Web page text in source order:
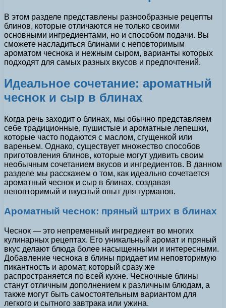
В этом разделе представлены разнообразные рецепты
блинов, которые отличаются не только своими
основными ингредиентами, но и способом подачи. Вы
сможете насладиться блинами с неповторимым
ароматом чеснока и нежным сыром, варианты которых
подходят для самых разных вкусов и предпочтений.
Идеальное сочетание: ароматный
чеснок и сыр в блинах
Когда речь заходит о блинах, мы обычно представляем
себе традиционные, пушистые и ароматные лепешки,
которые часто подаются с маслом, сгущенкой или
вареньем. Однако, существует множество способов
приготовления блинов, которые могут удивить своим
необычным сочетанием вкусов и ингредиентов. В данном
разделе мы расскажем о том, как идеально сочетается
ароматный чеснок и сыр в блинах, создавая
неповторимый и вкусный опыт для гурманов.
Ароматный чеснок: пряный штрих в блинах
Чеснок — это непременный ингредиент во многих
кулинарных рецептах. Его уникальный аромат и пряный
вкус делают блюда более насыщенными и интересными.
Добавление чеснока в блины придает им неповторимую
пикантность и аромат, который сразу же
распространяется по всей кухне. Чесночные блины
станут отличным дополнением к различным блюдам, а
также могут быть самостоятельным вариантом для
легкого и сытного завтрака или ужина.